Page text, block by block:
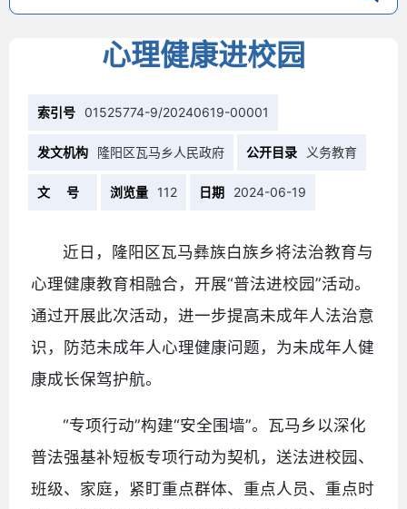
心理健康进校园
索引号 01525774-9/20240619-00001
发文机构 隆阳区瓦马乡人民政府 公开目录 义务教育
文 号 浏览量 112 日期 2024-06-19
近日，隆阳区瓦马彝族白族乡将法治教育与
心理健康教育相融合，开展“普法进校园”活动。
通过开展此次活动，进一步提高未成年人法治意
识，防范未成年人心理健康问题，为未成年人健
康成长保驾护航。
“专项行动”构建“安全围墙”。瓦马乡以深化
普法强基补短板专项行动为契机，送法进校园、
班级、家庭，紧盯重点群体、重点人员、重点时